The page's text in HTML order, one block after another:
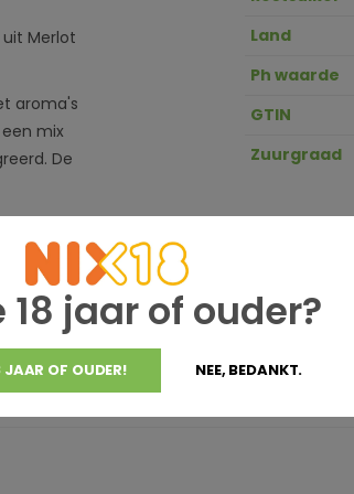
18 jaar of ouder?
JAAR OF OUDER! NEE, BEDANKT.
Merlot
aroma's
mix
De
dronk
Land
Ph waarde
GTIN
Zuurgraad